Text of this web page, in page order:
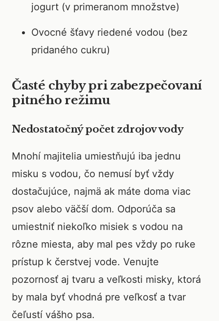
jogurt (v primeranom množstve)
Ovocné šťavy riedené vodou (bez
pridaného cukru)
Časté chyby pri zabezpečovaní
pitného režimu
Nedostatočný počet zdrojov vody
Mnohí majitelia umiestňujú iba jednu
misku s vodou, čo nemusí byť vždy
dostačujúce, najmä ak máte doma viac
psov alebo väčší dom. Odporúča sa
umiestniť niekoľko misiek s vodou na
rôzne miesta, aby mal pes vždy po ruke
prístup k čerstvej vode. Venujte
pozornosť aj tvaru a veľkosti misky, ktorá
by mala byť vhodná pre veľkosť a tvar
čeľustí vášho psa.